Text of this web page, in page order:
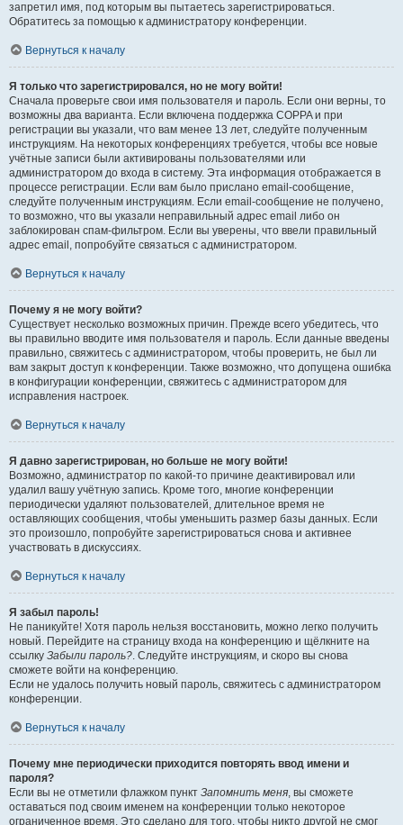
запретил имя, под которым вы пытаетесь зарегистрироваться.
Обратитесь за помощью к администратору конференции.
Вернуться к началу
Я только что зарегистрировался, но не могу войти!
Сначала проверьте свои имя пользователя и пароль. Если они верны, то
возможны два варианта. Если включена поддержка COPPA и при
регистрации вы указали, что вам менее 13 лет, следуйте полученным
инструкциям. На некоторых конференциях требуется, чтобы все новые
учётные записи были активированы пользователями или
администратором до входа в систему. Эта информация отображается в
процессе регистрации. Если вам было прислано email-сообщение,
следуйте полученным инструкциям. Если email-сообщение не получено,
то возможно, что вы указали неправильный адрес email либо он
заблокирован спам-фильтром. Если вы уверены, что ввели правильный
адрес email, попробуйте связаться с администратором.
Вернуться к началу
Почему я не могу войти?
Существует несколько возможных причин. Прежде всего убедитесь, что
вы правильно вводите имя пользователя и пароль. Если данные введены
правильно, свяжитесь с администратором, чтобы проверить, не был ли
вам закрыт доступ к конференции. Также возможно, что допущена ошибка
в конфигурации конференции, свяжитесь с администратором для
исправления настроек.
Вернуться к началу
Я давно зарегистрирован, но больше не могу войти!
Возможно, администратор по какой-то причине деактивировал или
удалил вашу учётную запись. Кроме того, многие конференции
периодически удаляют пользователей, длительное время не
оставляющих сообщения, чтобы уменьшить размер базы данных. Если
это произошло, попробуйте зарегистрироваться снова и активнее
участвовать в дискуссиях.
Вернуться к началу
Я забыл пароль!
Не паникуйте! Хотя пароль нельзя восстановить, можно легко получить
новый. Перейдите на страницу входа на конференцию и щёлкните на
ссылку Забыли пароль?. Следуйте инструкциям, и скоро вы снова
сможете войти на конференцию.
Если не удалось получить новый пароль, свяжитесь с администратором
конференции.
Вернуться к началу
Почему мне периодически приходится повторять ввод имени и
пароля?
Если вы не отметили флажком пункт Запомнить меня, вы сможете
оставаться под своим именем на конференции только некоторое
ограниченное время. Это сделано для того, чтобы никто другой не смог